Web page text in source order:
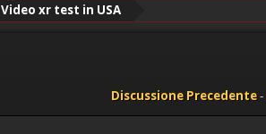
Video xr test in USA
Discussione Precedente-